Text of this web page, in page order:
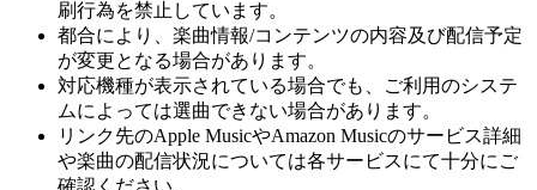
刷行為を禁止しています。
都合により、楽曲情報/コンテンツの内容及び配信予定
が変更となる場合があります。
対応機種が表示されている場合でも、ご利用のシステ
ムによっては選曲できない場合があります。
リンク先のApple MusicやAmazon Musicのサービス詳細
や楽曲の配信状況については各サービスにて十分にご
確認ください。